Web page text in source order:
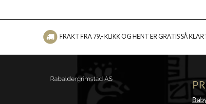
FRAKT FRA 79,- KLIKK OG HENT ER GRATIS SÅ